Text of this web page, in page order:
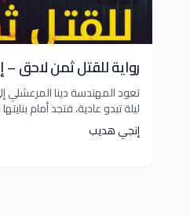
رواية للقتل ثمن لاحق
تعود المهندسة دينا
ليلة تبدو عادية، فتجد أمام
إنجي هديب